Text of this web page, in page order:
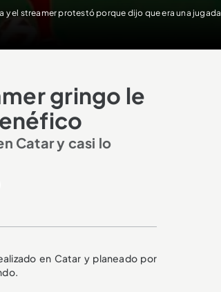
y el streamer protestó porque dijo que era una jugada
gringo le
Catar y casi lo
en Catar y planeado por